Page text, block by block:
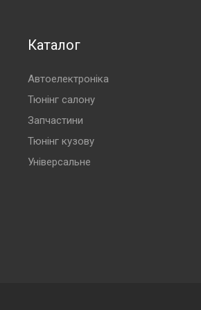
Каталог
Автоелектроніка
Тюнінг салону
Запчастини
Тюнінг кузову
Універсальне